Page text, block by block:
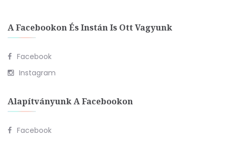
A Facebookon És Instán Is Ott Vagyunk
Facebook
Instagram
Alapítványunk A Facebookon
Facebook